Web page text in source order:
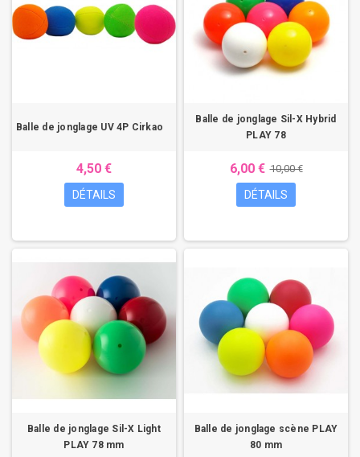
Balle de jonglage UV 4P Cirkao
4,50 €
DÉTAILS
Balle de jonglage Sil-X Hybrid
PLAY 78
6,00 € 10,00 €
DÉTAILS
Balle de jonglage Sil-X Light
PLAY 78 mm
Balle de jonglage scène PLAY
80 mm